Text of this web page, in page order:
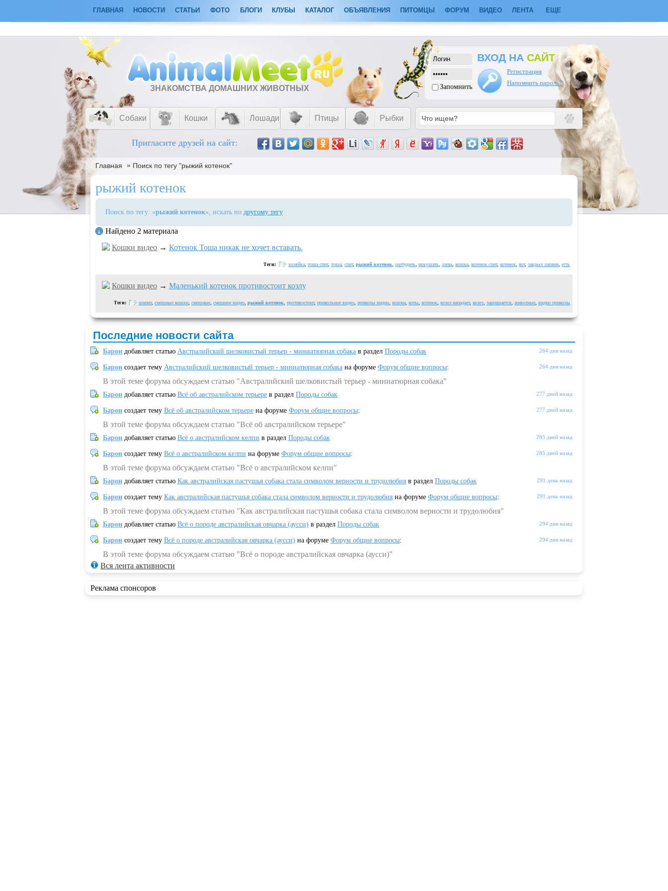
ГЛАВНАЯ НОВОСТИ СТАТЬИ ФОТО БЛОГИ КЛУБЫ КАТАЛОГ ОБЪЯВЛЕНИЯ ПИТОМЦЫ ФОРУМ ВИДЕО ЛЕНТА ЕЩЕ
ЗНАКОМСТВА ДОМАШНИХ ЖИВОТНЫХ Запомнить
ВХОД НА САЙТ
Регистрация
Напомнить пароль?
Собаки Кошки Лошади Птицы Рыбки
Пригласите друзей на сайт:
Главная » Поиск по тегу "рыжий котенок"
рыжий котенок
Поиск по тегу: «рыжий котенок», искать по другому тегу
Найдено 2 материала
Кошки видео → Котенок Тоша никак не хочет вставать.
Теги: хозяйка тоша спит, тоша спит, рыжий котенок разбудить покушать лапы кошка котенок спит, котенок кот, закрыл лапами есть
Кошки видео → Маленький котенок противостоит козлу
Теги: шипит, смешные кошки смешные смешное видео рыжий котенок противостоит, прикольное видео приколы видио кошки коты котенок козел нападает, козел защищается животные видио приколы
Последние новости сайта
264 дня назад
Барон добавляет статью Австралийский шелковистый терьер - миниатюрная собака в раздел Породы собак
264 дня назад
Барон создает тему Австралийский шелковистый терьер - миниатюрная собака на форуме Форум общие вопросы:
В этой теме форума обсуждаем статью "Австралийский шелковистый терьер - миниатюрная собака"
277 дней назад
Барон добавляет статью Всё об австралийском терьере в раздел Породы собак
277 дней назад
Барон создает тему Всё об австралийском терьере на форуме Форум общие вопросы:
В этой теме форума обсуждаем статью "Всё об австралийском терьере"
285 дней назад
Барон добавляет статью Всё о австралийском келпи в раздел Породы собак
285 дней назад
Барон создает тему Всё о австралийском келпи на форуме Форум общие вопросы:
В этой теме форума обсуждаем статью "Всё о австралийском келпи"
291 день назад
Барон добавляет статью Как австралийская пастушья собака стала символом верности и трудолюбия в раздел Породы собак
291 день назад
Барон создает тему Как австралийская пастушья собака стала символом верности и трудолюбия на форуме Форум общие вопросы:
В этой теме форума обсуждаем статью "Как австралийская пастушья собака стала символом верности и трудолюбия"
294 дня назад
Барон добавляет статью Всё о породе австралийская овчарка (аусси) в раздел Породы собак
294 дня назад
Барон создает тему Всё о породе австралийская овчарка (аусси) на форуме Форум общие вопросы:
В этой теме форума обсуждаем статью "Всё о породе австралийская овчарка (аусси)"
Вся лента активности
Реклама спонсоров